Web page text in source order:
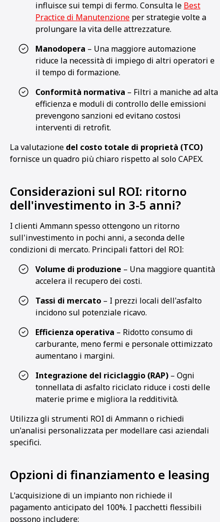
influisce sui tempi di fermo. Consulta le Best
Practice di Manutenzione per strategie volte a
prolungare la vita delle attrezzature.
Manodopera – Una maggiore automazione
riduce la necessità di impiego di altri operatori e
il tempo di formazione.
Conformità normativa – Filtri a maniche ad alta
efficienza e moduli di controllo delle emissioni
prevengono sanzioni ed evitano costosi
interventi di retrofit.
La valutazione del costo totale di proprietà (TCO)
fornisce un quadro più chiaro rispetto al solo CAPEX.
Considerazioni sul ROI: ritorno
dell'investimento in 3-5 anni?
I clienti Ammann spesso ottengono un ritorno
sull'investimento in pochi anni, a seconda delle
condizioni di mercato. Principali fattori del ROI:
Volume di produzione – Una maggiore quantità
accelera il recupero dei costi.
Tassi di mercato – I prezzi locali dell'asfalto
incidono sul potenziale ricavo.
Efficienza operativa – Ridotto consumo di
carburante, meno fermi e personale ottimizzato
aumentano i margini.
Integrazione del riciclaggio (RAP) – Ogni
tonnellata di asfalto riciclato riduce i costi delle
materie prime e migliora la redditività.
Utilizza gli strumenti ROI di Ammann o richiedi
un'analisi personalizzata per modellare casi aziendali
specifici.
Opzioni di finanziamento e leasing
L'acquisizione di un impianto non richiede il
pagamento anticipato del 100%. I pacchetti flessibili
possono includere: